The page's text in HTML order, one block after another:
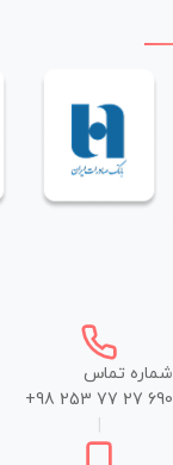
شماره تماس
+98 253 77 27 690